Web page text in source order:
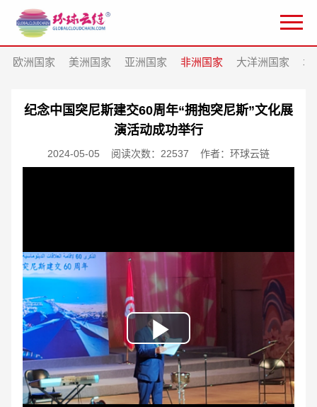
欧洲国家 美洲国家 亚洲国家 非洲国家 大洋洲国家 北
纪念中国突尼斯建交60周年“拥抱突尼斯”文化展
演活动成功举行
2024-05-05 阅读次数：22537 作者：环球云链
Play
Video